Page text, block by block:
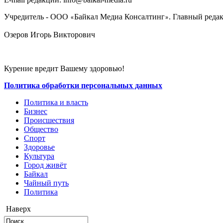
Учредитель - ООО «Байкал Медиа Консалтинг». Главный
Озеров Игорь Викторович
Курение вредит Вашему здоровью!
Политика обработки персональных данных
Политика и власть
Бизнес
Происшествия
Общество
Cпорт
Здоровье
Культура
Город живёт
Байкал
Чайный путь
Политика
Наверх